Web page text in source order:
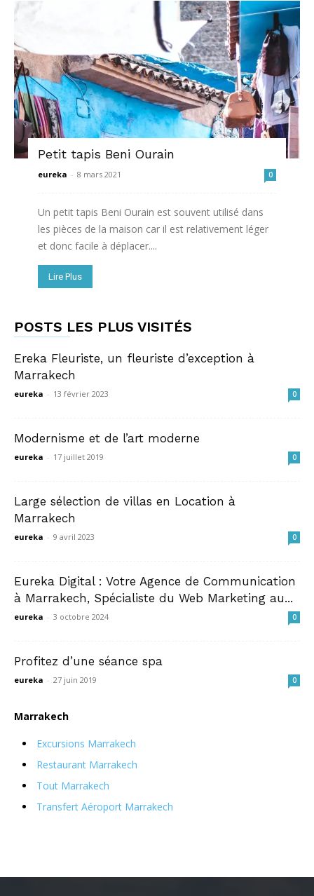
Petit tapis Beni Ourain
eureka - 8 mars 2021 0
Un petit tapis Beni Ourain est souvent utilisé dans
les pièces de la maison car il est relativement léger
et donc facile à déplacer....
Lire Plus
POSTS LES PLUS VISITÉS
Ereka Fleuriste, un fleuriste d’exception à
Marrakech
eureka - 13 février 2023 0
Modernisme et de l’art moderne
eureka - 17 juillet 2019 0
Large sélection de villas en Location à
Marrakech
eureka - 9 avril 2023 0
Eureka Digital : Votre Agence de Communication
à Marrakech, Spécialiste du Web Marketing au...
eureka - 3 octobre 2024 0
Profitez d’une séance spa
eureka - 27 juin 2019 0
Marrakech
Excursions Marrakech
Restaurant Marrakech
Tout Marrakech
Transfert Aéroport Marrakech